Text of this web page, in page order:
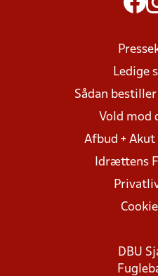
Ledige
Sådan
Vold mod
Afbud +
Idrættens
DBU